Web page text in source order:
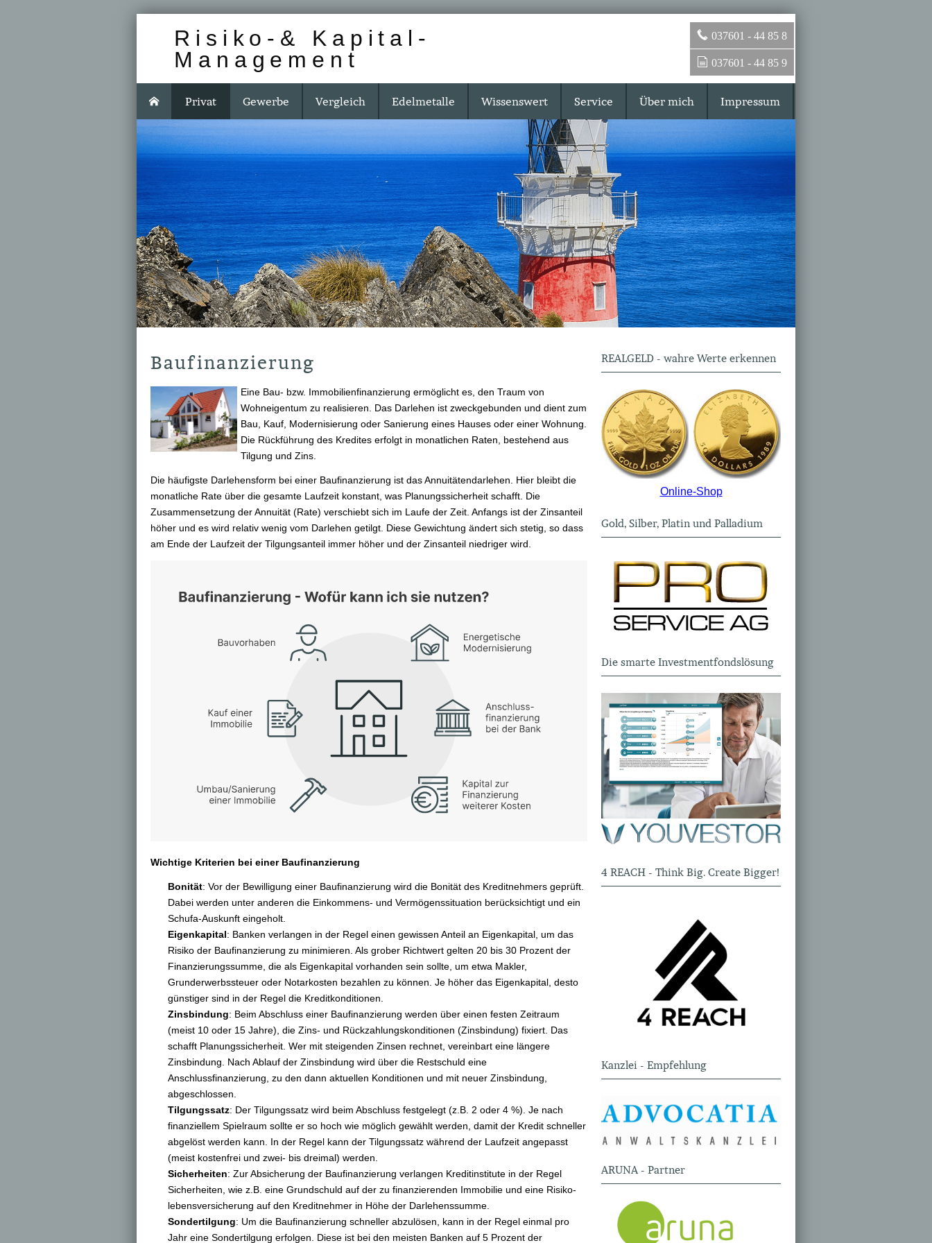
Privat Gewerbe Vergleich Edelmetalle Wissenswert Service Über mich Impressum
Risiko-& Kapital-
Management
037601 - 44 85 8
037601 - 44 85 9
REALGELD - wahre Werte erkennen
Online-Shop
Gold, Silber, Platin und Palladium
Die smarte Investmentfondslösung
4 REACH - Think Big. Create Bigger!
Kanzlei - Empfehlung
ARUNA - Partner
Baufinanzierung
Eine Bau- bzw. Immobilienfinanzierung ermöglicht es, den Traum von
Wohneigentum zu realisieren. Das Darlehen ist zweckgebunden und dient zum
Bau, Kauf, Modernisierung oder Sanierung eines Hauses oder einer Wohnung.
Die Rückführung des Kredites erfolgt in monatlichen Raten, bestehend aus
Tilgung und Zins.
Die häufigste Darlehensform bei einer Baufinanzierung ist das Annuitätendarlehen. Hier bleibt die
monatliche Rate über die gesamte Laufzeit konstant, was Planungssicherheit schafft. Die
Zusammensetzung der Annuität (Rate) verschiebt sich im Laufe der Zeit. Anfangs ist der Zinsanteil
höher und es wird relativ wenig vom Darlehen getilgt. Diese Gewichtung ändert sich stetig, so dass
am Ende der Laufzeit der Tilgungsanteil immer höher und der Zinsanteil niedriger wird.
Wichtige Kriterien bei einer Baufinanzierung
Bonität: Vor der Bewilligung einer Baufinanzierung wird die Bonität des Kreditnehmers geprüft.
Dabei werden unter anderen die Einkommens- und Vermögenssituation berücksichtigt und ein
Schufa-Auskunft eingeholt.
Eigenkapital: Banken verlangen in der Regel einen gewissen Anteil an Eigenkapital, um das
Risiko der Baufinanzierung zu minimieren. Als grober Richtwert gelten 20 bis 30 Prozent der
Finanzierungssumme, die als Eigenkapital vorhanden sein sollte, um etwa Makler,
Grunderwerbssteuer oder Notarkosten bezahlen zu können. Je höher das Eigenkapital, desto
günstiger sind in der Regel die Kreditkonditionen.
Zinsbindung: Beim Abschluss einer Baufinanzierung werden über einen festen Zeitraum
(meist 10 oder 15 Jahre), die Zins- und Rückzahlungskonditionen (Zinsbindung) fixiert. Das
schafft Planungssicherheit. Wer mit steigenden Zinsen rechnet, vereinbart eine längere
Zinsbindung. Nach Ablauf der Zinsbindung wird über die Restschuld eine
Anschlussfinanzierung, zu den dann aktuellen Konditionen und mit neuer Zinsbindung,
abgeschlossen.
Tilgungssatz: Der Tilgungssatz wird beim Abschluss festgelegt (z.B. 2 oder 4 %). Je nach
finanziellem Spielraum sollte er so hoch wie möglich gewählt werden, damit der Kredit schneller
abgelöst werden kann. In der Regel kann der Tilgungssatz während der Laufzeit angepasst
(meist kostenfrei und zwei- bis dreimal) werden.
Sicherheiten: Zur Absicherung der Baufinanzierung verlangen Kreditinstitute in der Regel
Sicherheiten, wie z.B. eine Grundschuld auf der zu finanzierenden Immobilie und eine Risiko­
lebens­ver­si­che­rung auf den Kreditnehmer in Höhe der Darlehenssumme.
Sondertilgung: Um die Baufinanzierung schneller abzulösen, kann in der Regel einmal pro
Jahr eine Sondertilgung erfolgen. Diese ist bei den meisten Banken auf 5 Prozent der